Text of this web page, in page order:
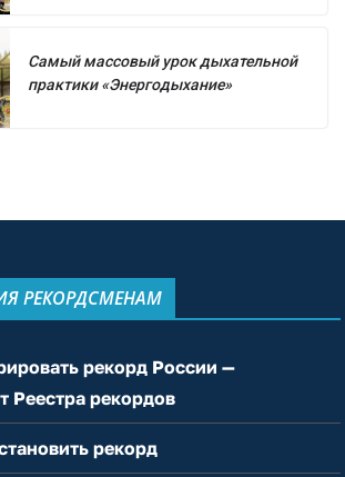
Самый массовый урок дыхательной
практики «Энергодыхание»
РЕКОРДСМЕНАМ
рекорд России —
Реестра рекордов
рекорд